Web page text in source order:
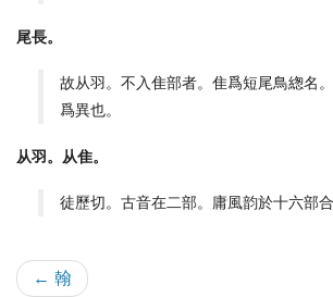
尾長。
故从羽。不入隹部者。隹爲短尾鳥緫名
爲異也。
从羽。从隹。
徒歷切。古音在二部。庸風韵於十六部合
← 翰